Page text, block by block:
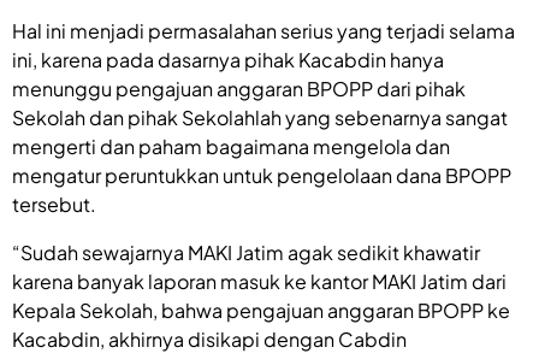
Hal ini menjadi permasalahan serius yang terjadi selama
ini, karena pada dasarnya pihak Kacabdin hanya
menunggu pengajuan anggaran BPOPP dari pihak
Sekolah dan pihak Sekolahlah yang sebenarnya sangat
mengerti dan paham bagaimana mengelola dan
mengatur peruntukkan untuk pengelolaan dana BPOPP
tersebut.
“Sudah sewajarnya MAKI Jatim agak sedikit khawatir
karena banyak laporan masuk ke kantor MAKI Jatim dari
Kepala Sekolah, bahwa pengajuan anggaran BPOPP ke
Kacabdin, akhirnya disikapi dengan Cabdin